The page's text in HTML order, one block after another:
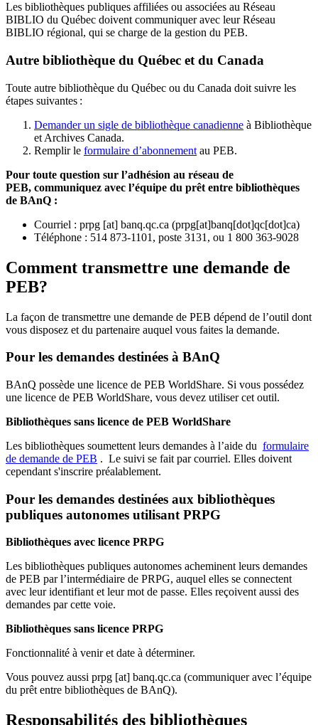
Les bibliothèques publiques affiliées ou associées au Réseau
BIBLIO du Québec doivent communiquer avec leur Réseau
BIBLIO régional, qui se charge de la gestion du PEB.
Autre bibliothèque du Québec et du Canada
Toute autre bibliothèque du Québec ou du Canada doit suivre les
étapes suivantes :
Demander un sigle de bibliothèque canadienne à Bibliothèque
et Archives Canada.
Remplir le formulaire d’abonnement au PEB.
Pour toute question sur l’adhésion au réseau de
PEB, communiquez avec l’équipe du prêt entre bibliothèques
de BAnQ :
Courriel : prpg [at] banq.qc.ca (prpg[at]banq[dot]qc[dot]ca)
Téléphone : 514 873-1101, poste 3131, ou 1 800 363-9028
Comment transmettre une demande de
PEB?
La façon de transmettre une demande de PEB dépend de l’outil dont
vous disposez et du partenaire auquel vous faites la demande.
Pour les demandes destinées à BAnQ
BAnQ possède une licence de PEB WorldShare. Si vous possédez
une licence de PEB WorldShare, vous devez utiliser cet outil.
Bibliothèques sans licence de PEB WorldShare
Les bibliothèques soumettent leurs demandes à l’aide du formulaire
de demande de PEB . Le suivi se fait par courriel. Elles doivent
cependant s'inscrire préalablement.
Pour les demandes destinées aux bibliothèques
publiques autonomes utilisant PRPG
Bibliothèques avec licence PRPG
Les bibliothèques publiques autonomes acheminent leurs demandes
de PEB par l’intermédiaire de PRPG, auquel elles se connectent
avec leur identifiant et leur mot de passe. Elles reçoivent aussi des
demandes par cette voie.
Bibliothèques sans licence PRPG
Fonctionnalité à venir et date à déterminer.
Vous pouvez aussi prpg [at] banq.qc.ca (communiquer avec l’équipe
du prêt entre bibliothèques de BAnQ).
Responsabilités des bibliothèques